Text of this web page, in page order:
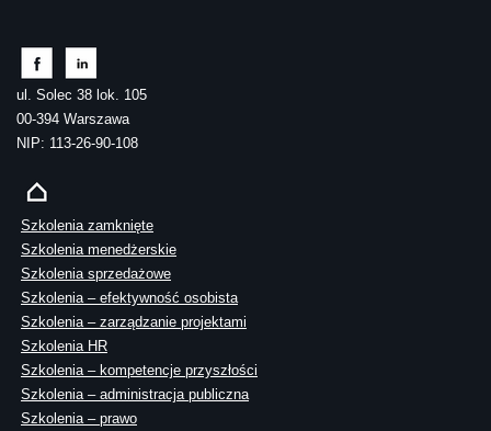
ul. Solec 38 lok. 105
00-394 Warszawa
NIP: 113-26-90-108
Szkolenia zamknięte
Szkolenia menedżerskie
Szkolenia sprzedażowe
Szkolenia – efektywność osobista
Szkolenia – zarządzanie projektami
Szkolenia HR
Szkolenia – kompetencje przyszłości
Szkolenia – administracja publiczna
Szkolenia – prawo